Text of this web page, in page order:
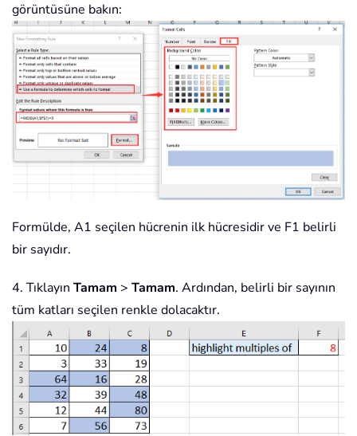
görüntüsüne bakın:
Formülde, A1 seçilen hücrenin ilk hücresidir ve F1 belirli
bir sayıdır.
4. Tıklayın Tamam > Tamam. Ardından, belirli bir sayının
tüm katları seçilen renkle dolacaktır.